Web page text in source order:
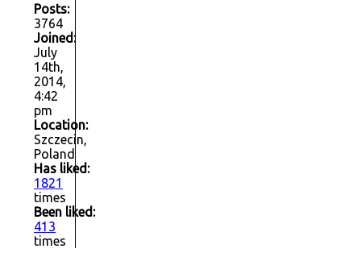
Posts:
3764
Joined:
July
14th,
2014,
4:42
pm
Location:
Szczecin,
Poland
Has liked:
1821
times
Been liked:
413
times